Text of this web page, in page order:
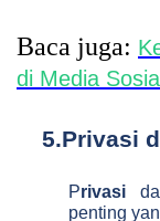
Baca juga:
di Media
5.Privasi
Privasi
penting